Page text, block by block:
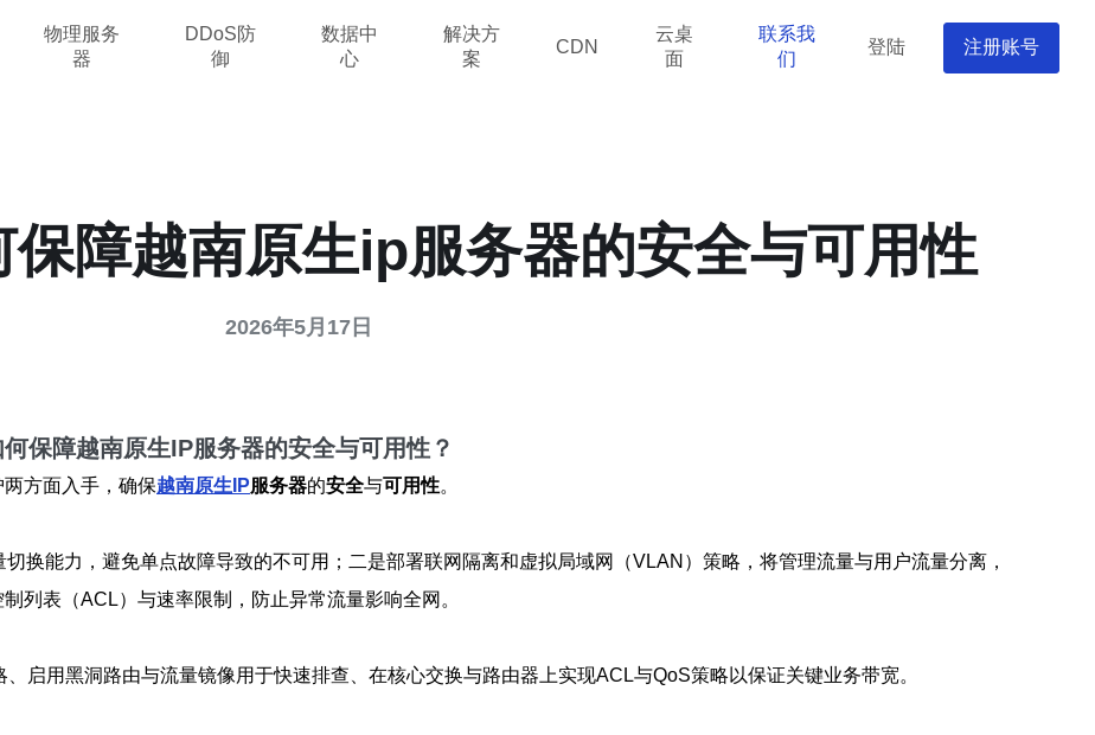
物理服务
器
DDoS防
御
数据中
心
解决方
案
CDN
云桌
面
联系我
们
登陆 注册账号
障越南原生ip服务器的安全与可用性
2026年5月17日
保障越南原生IP服务器的安全与可用性？
方面入手，确保越南原生IP服务器的安全与可用性。
换能力，避免单点故障导致的不可用；二是部署联网隔离和虚拟局域网（VLAN）策略，将管理流量与用户流量分离，
列表（ACL）与速率限制，防止异常流量影响全网。
、启用黑洞路由与流量镜像用于快速排查、在核心交换与路由器上实现ACL与QoS策略以保证关键业务带宽。